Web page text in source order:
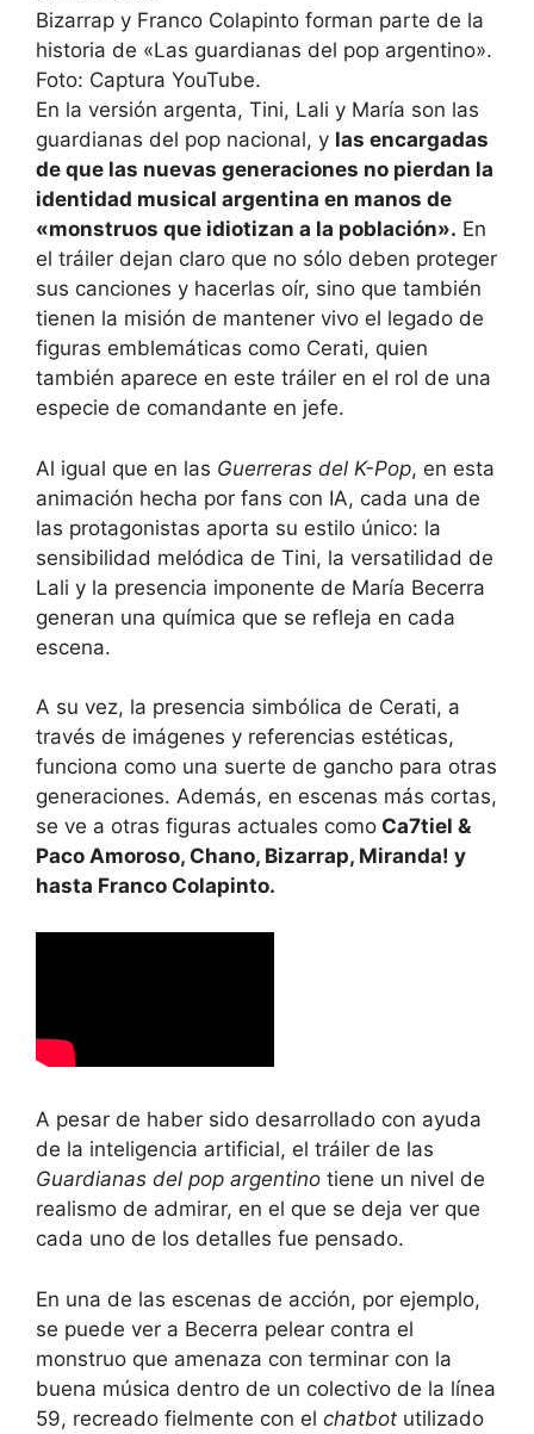
Bizarrap y Franco Colapinto forman parte de la
historia de «Las guardianas del pop argentino».
Foto: Captura YouTube.
En la versión argenta, Tini, Lali y María son las
guardianas del pop nacional, y las encargadas
de que las nuevas generaciones no pierdan la
identidad musical argentina en manos de
«monstruos que idiotizan a la población». En
el tráiler dejan claro que no sólo deben proteger
sus canciones y hacerlas oír, sino que también
tienen la misión de mantener vivo el legado de
figuras emblemáticas como Cerati, quien
también aparece en este tráiler en el rol de una
especie de comandante en jefe.
Al igual que en las Guerreras del K-Pop, en esta
animación hecha por fans con IA, cada una de
las protagonistas aporta su estilo único: la
sensibilidad melódica de Tini, la versatilidad de
Lali y la presencia imponente de María Becerra
generan una química que se refleja en cada
escena.
A su vez, la presencia simbólica de Cerati, a
través de imágenes y referencias estéticas,
funciona como una suerte de gancho para otras
generaciones. Además, en escenas más cortas,
se ve a otras figuras actuales como Ca7tiel &
Paco Amoroso, Chano, Bizarrap, Miranda! y
hasta Franco Colapinto.
A pesar de haber sido desarrollado con ayuda
de la inteligencia artificial, el tráiler de las
Guardianas del pop argentino tiene un nivel de
realismo de admirar, en el que se deja ver que
cada uno de los detalles fue pensado.
En una de las escenas de acción, por ejemplo,
se puede ver a Becerra pelear contra el
monstruo que amenaza con terminar con la
buena música dentro de un colectivo de la línea
59, recreado fielmente con el chatbot utilizado